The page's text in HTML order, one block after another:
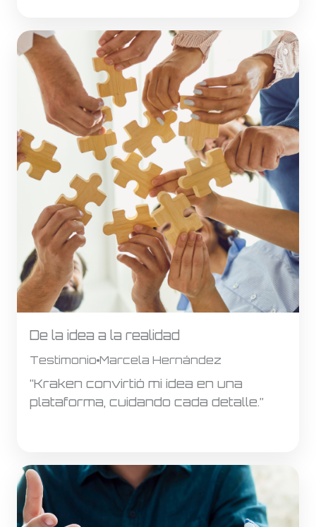
De la idea a la realidad
Testimonio Marcela Hernández
“Kraken convirtió mi idea en una
plataforma, cuidando cada detalle.”